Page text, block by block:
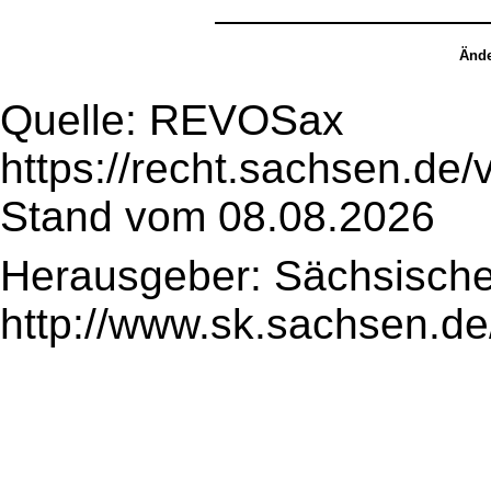
Quelle: REVOSax
https://
Stand vom 08.08.2026
Herausgeber:
http://